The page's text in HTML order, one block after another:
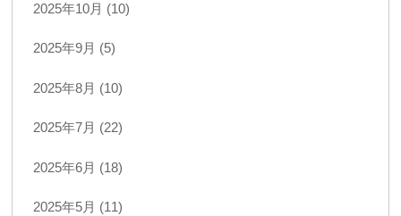
2025年10月 (10)
2025年9月 (5)
2025年8月 (10)
2025年7月 (22)
2025年6月 (18)
2025年5月 (11)